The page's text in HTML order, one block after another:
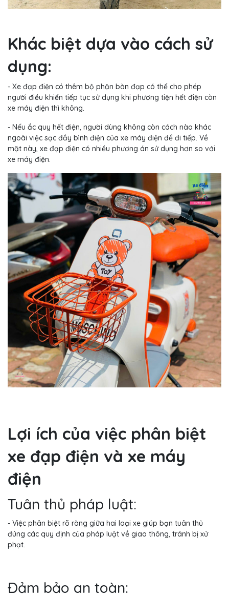
Khác biệt dựa vào cách sử
dụng:
- Xe đạp điện có thêm bộ phận bàn đạp có thể cho phép
người điều khiển tiếp tục sử dụng khi phương tiện hết điện còn
xe máy điện thì không.
- Nếu ắc quy hết điện, người dùng không còn cách nào khác
ngoài việc sạc đầy bình điện của xe máy điện để đi tiếp. Về
mặt này, xe đạp điện có nhiều phương án sử dụng hơn so với
xe máy điện.
Lợi ích của việc phân biệt
xe đạp điện và xe máy
điện
Tuân thủ pháp luật:
- Việc phân biệt rõ ràng giữa hai loại xe giúp bạn tuân thủ
đúng các quy định của pháp luật về giao thông, tránh bị xử
phạt.
Đảm bảo an toàn: